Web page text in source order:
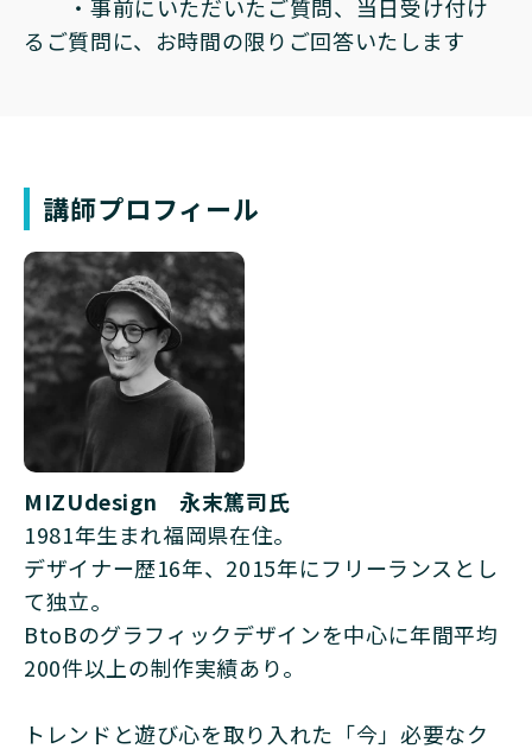
・事前にいただいたご質問、当日受け付け
るご質問に、お時間の限りご回答いたします
講師プロフィール
MIZUdesign 永末篤司氏
1981年生まれ福岡県在住。
デザイナー歴16年、2015年にフリーランスとし
て独立。
BtoBのグラフィックデザインを中心に年間平均
200件以上の制作実績あり。
トレンドと遊び心を取り入れた「今」必要なク